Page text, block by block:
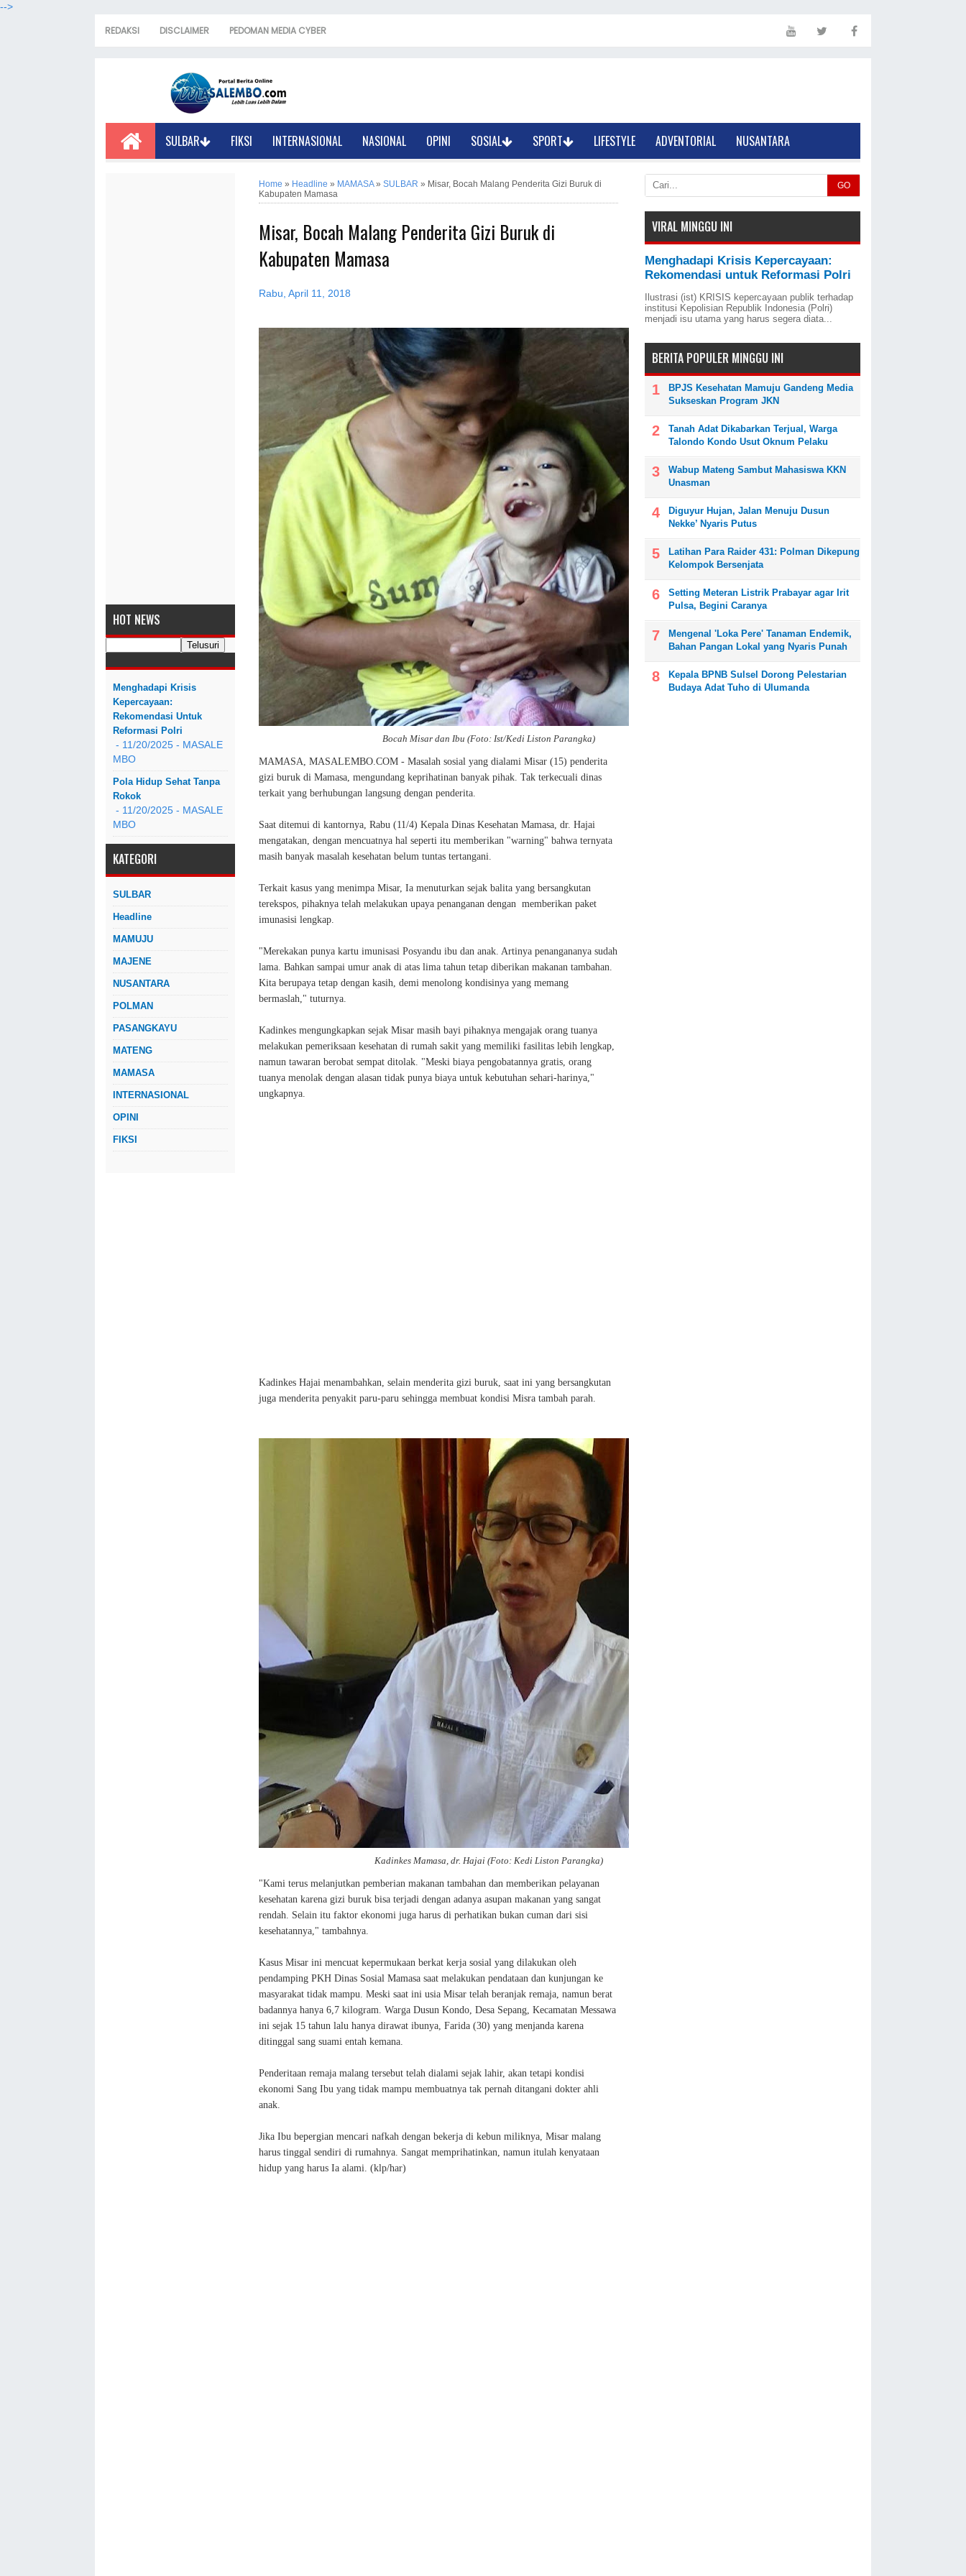
-->
REDAKSI DISCLAIMER PEDOMAN MEDIA CYBER
SULBAR FIKSI INTERNASIONAL NASIONAL OPINI SOSIAL SPORT LIFESTYLE ADVENTORIAL NUSANTARA
HOT NEWS
Menghadapi Krisis
Kepercayaan:
Rekomendasi Untuk
Reformasi Polri
- 11/20/2025 - MASALE
MBO
Pola Hidup Sehat Tanpa
Rokok
- 11/20/2025 - MASALE
MBO
KATEGORI
SULBAR
Headline
MAMUJU
MAJENE
NUSANTARA
POLMAN
PASANGKAYU
MATENG
MAMASA
INTERNASIONAL
OPINI
FIKSI
Home » Headline » MAMASA» SULBAR » Misar, Bocah Malang Penderita Gizi Buruk di
Kabupaten Mamasa
Misar, Bocah Malang Penderita Gizi Buruk di
Kabupaten Mamasa
Rabu, April 11, 2018
Bocah Misar dan Ibu (Foto: Ist/Kedi Liston Parangka)
MAMASA, MASALEMBO.COM - Masalah sosial yang dialami Misar (15) penderita
gizi buruk di Mamasa, mengundang keprihatinan banyak pihak. Tak terkecuali dinas
terkait yang berhubungan langsung dengan penderita.
Saat ditemui di kantornya, Rabu (11/4) Kepala Dinas Kesehatan Mamasa, dr. Hajai
mengatakan, dengan mencuatnya hal seperti itu memberikan "warning" bahwa ternyata
masih banyak masalah kesehatan belum tuntas tertangani.
Terkait kasus yang menimpa Misar, Ia menuturkan sejak balita yang bersangkutan
terekspos, pihaknya telah melakukan upaya penanganan dengan memberikan paket
imunasisi lengkap.
"Merekakan punya kartu imunisasi Posyandu ibu dan anak. Artinya penangananya sudah
lama. Bahkan sampai umur anak di atas lima tahun tetap diberikan makanan tambahan.
Kita berupaya tetap dengan kasih, demi menolong kondisinya yang memang
bermaslah," tuturnya.
Kadinkes mengungkapkan sejak Misar masih bayi pihaknya mengajak orang tuanya
melakukan pemeriksaan kesehatan di rumah sakit yang memiliki fasilitas lebih lengkap,
namun tawaran berobat sempat ditolak. "Meski biaya pengobatannya gratis, orang
tuanya menolak dengan alasan tidak punya biaya untuk kebutuhan sehari-harinya,"
ungkapnya.
Kadinkes Hajai menambahkan, selain menderita gizi buruk, saat ini yang bersangkutan
juga menderita penyakit paru-paru sehingga membuat kondisi Misra tambah parah.
Kadinkes Mamasa, dr. Hajai (Foto: Kedi Liston Parangka)
"Kami terus melanjutkan pemberian makanan tambahan dan memberikan pelayanan
kesehatan karena gizi buruk bisa terjadi dengan adanya asupan makanan yang sangat
rendah. Selain itu faktor ekonomi juga harus di perhatikan bukan cuman dari sisi
kesehatannya," tambahnya.
Kasus Misar ini mencuat kepermukaan berkat kerja sosial yang dilakukan oleh
pendamping PKH Dinas Sosial Mamasa saat melakukan pendataan dan kunjungan ke
masyarakat tidak mampu. Meski saat ini usia Misar telah beranjak remaja, namun berat
badannya hanya 6,7 kilogram. Warga Dusun Kondo, Desa Sepang, Kecamatan Messawa
ini sejak 15 tahun lalu hanya dirawat ibunya, Farida (30) yang menjanda karena
ditinggal sang suami entah kemana.
Penderitaan remaja malang tersebut telah dialami sejak lahir, akan tetapi kondisi
ekonomi Sang Ibu yang tidak mampu membuatnya tak pernah ditangani dokter ahli
anak.
Jika Ibu bepergian mencari nafkah dengan bekerja di kebun miliknya, Misar malang
harus tinggal sendiri di rumahnya. Sangat memprihatinkan, namun itulah kenyataan
hidup yang harus Ia alami. (klp/har)
GO
VIRAL MINGGU INI
Menghadapi Krisis Kepercayaan:
Rekomendasi untuk Reformasi Polri
Ilustrasi (ist) KRISIS kepercayaan publik terhadap
institusi Kepolisian Republik Indonesia (Polri)
menjadi isu utama yang harus segera diata...
BERITA POPULER MINGGU INI
BPJS Kesehatan Mamuju Gandeng Media
Sukseskan Program JKN
Tanah Adat Dikabarkan Terjual, Warga
Talondo Kondo Usut Oknum Pelaku
Wabup Mateng Sambut Mahasiswa KKN
Unasman
Diguyur Hujan, Jalan Menuju Dusun
Nekke’ Nyaris Putus
Latihan Para Raider 431: Polman Dikepung
Kelompok Bersenjata
Setting Meteran Listrik Prabayar agar Irit
Pulsa, Begini Caranya
Mengenal 'Loka Pere' Tanaman Endemik,
Bahan Pangan Lokal yang Nyaris Punah
Kepala BPNB Sulsel Dorong Pelestarian
Budaya Adat Tuho di Ulumanda